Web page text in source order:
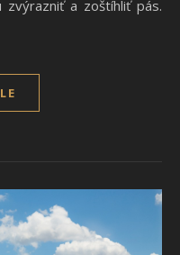
a zoštíhliť pás.